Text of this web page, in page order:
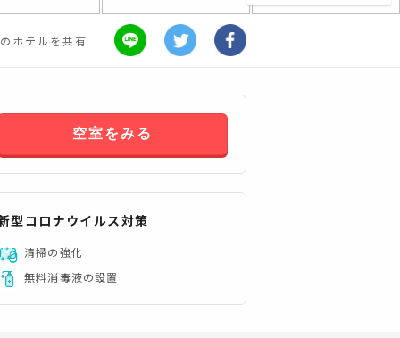
ホテルを共有
空室をみる
型コロナウイルス対策
清掃の強化
無料消毒液の設置